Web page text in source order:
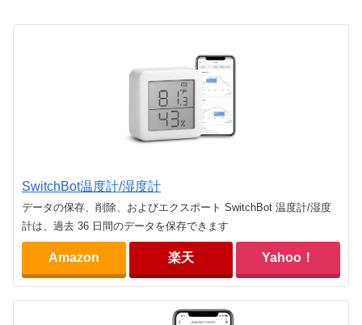
SwitchBot温度計/湿度計
データの保存、削除、およびエクスポート SwitchBot 温度計/湿度
計は、過去 36 日間のデータを保存できます
Amazon 楽天 Yahoo！